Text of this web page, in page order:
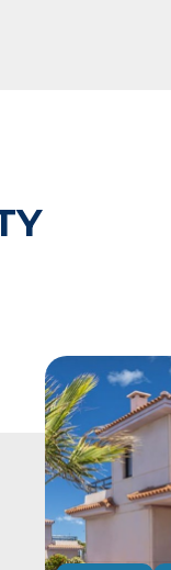
ulubionych